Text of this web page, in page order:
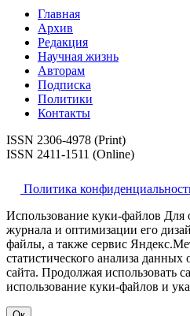
Главная
Архив
Редакция
Научная жизнь
Авторам
Подписка
Политики
Контакты
ISSN 2306-4978 (Print)
ISSN 2411-1511 (Online)
Политика
Использование куки-файлов Для
журнала и оптимизации его
файлы, а также сервис
статистического анализа
сайта. Продолжая использовать
использование куки-файлов и